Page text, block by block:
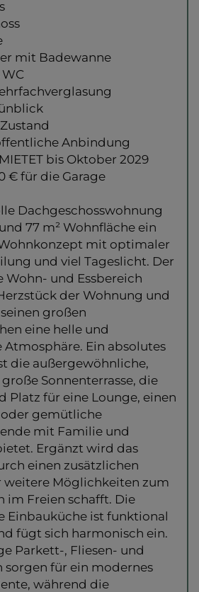
mit Badewanne
Anbindung
bis Oktober 2029
€ für die Garage
Dachgeschosswohnung
77 m² Wohnfläche ein
mit optimaler
und viel Tageslicht. Der
Wohn- und Essbereich
der Wohnung und
großen
eine helle und
Ein absolutes
die außergewöhnliche,
Sonnenterrasse, die
Platz für eine Lounge, einen
oder gemütliche
mit Familie und
Ergänzt wird das
einen zusätzlichen
weitere Möglichkeiten zum
im Freien schafft. Die
Einbauküche ist funktional
fügt sich harmonisch ein.
Parkett-, Fliesen- und
sorgen für ein modernes
während die